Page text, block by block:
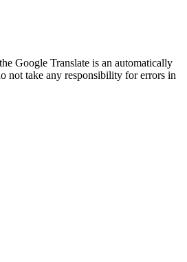
Google Translate is an automatically
not take any responsibility for errors in